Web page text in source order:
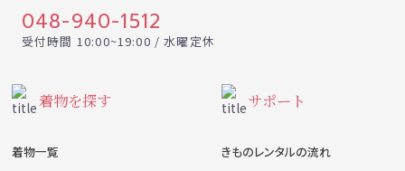
048-940-1512
受付時間 10:00~19:00 / 水曜定休
着物を探す
着物一覧
サポート
きものレンタルの流れ